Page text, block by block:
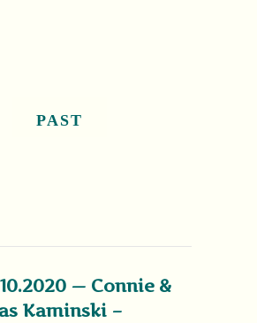
PAST
— Connie &
Kaminski –